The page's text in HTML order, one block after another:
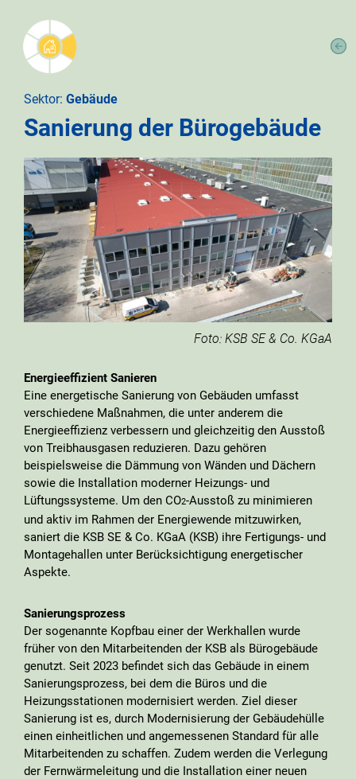
Sektor: Gebäude
Sanierung der Bürogebäude
Foto: KSB SE & Co. KGaA
Energieeffizient Sanieren
Eine energetische Sanierung von Gebäuden umfasst
verschiedene Maßnahmen, die unter anderem die
Energieeffizienz verbessern und gleichzeitig den Ausstoß
von Treibhausgasen reduzieren. Dazu gehören
beispielsweise die Dämmung von Wänden und Dächern
sowie die Installation moderner Heizungs- und
Lüftungssysteme. Um den CO2-Ausstoß zu minimieren
und aktiv im Rahmen der Energiewende mitzuwirken,
saniert die KSB SE & Co. KGaA (KSB) ihre Fertigungs- und
Montagehallen unter Berücksichtigung energetischer
Aspekte.
Sanierungsprozess
Der sogenannte Kopfbau einer der Werkhallen wurde
früher von den Mitarbeitenden der KSB als Bürogebäude
genutzt. Seit 2023 befindet sich das Gebäude in einem
Sanierungsprozess, bei dem die Büros und die
Heizungsstationen modernisiert werden. Ziel dieser
Sanierung ist es, durch Modernisierung der Gebäudehülle
einen einheitlichen und angemessenen Standard für alle
Mitarbeitenden zu schaffen. Zudem werden die Verlegung
der Fernwärmeleitung und die Installation einer neuen